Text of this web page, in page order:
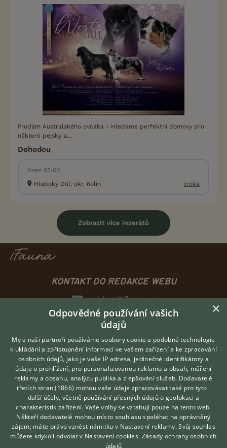
Prodám Australského ovčáka - Hledáme perfektní domovy pro
některé pejsky a...
Dohodou
dnes 05:00
Hluboký Důl, okr. Kolín
troka
Zobrazit více inzerátů
KONTAKT DO REDAKCE WEBU
redakce@ifauna.cz
nonstop
DOMOVSKÁ STRÁNKA
INZERCE
DISKUSE
ČLÁNKY
CHOVATELSKÉ STANICE
ATLAS
VÝBĚR VHODNÉHO PLEMENE
Hledáte zvířecího kamaráda?
Zdarma vám poradí
VETERINÁŘ ONLINE
KONZULTOVAT S
VETERINÁŘEM
×
Odpovědné používání vašich
údajů
My a naši partneři používáme soubory cookie a podobné technologie
k ukládání a zpřístupnění informací ve vašem zařízení a ke zpracování
osobních údajů, jako je vaše IP adresa, jedinečné identifikátory a
údaje o prohlížení, pro personalizovanou reklamu a obsah, měření
reklamy a obsahu, analýzu publika a zlepšování služeb. Dodavatelé
třetích stran (1866) mohou vaše údaje zpracovávat také pro tyto i
další účely, včetně používání přesných údajů o geolokaci a
charakteristik zařízení. Vaše volby se vztahují pouze na tento web.
Někteří dodavatelé mohou místo souhlasu spoléhat na oprávněný
zájem; máte právo vznést námitku v Nastavení reklamy. Svůj souhlas
můžete kdykoli odvolat v Nastavení cookies. Zásady ochrany osobních
údajů